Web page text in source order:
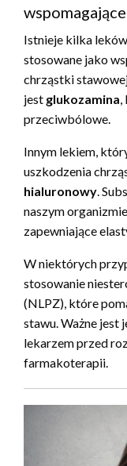
Istnieje kilka
stosowane jako
chrząstki
jest glukozamina
przeciwbólowe.
Innym lekiem,
uszkodzenia
hialuronowy .
naszym
zapewniające
W niektórych
stosowanie
(NLPZ), które
stawu. Ważne jest
lekarzem przed
farmakoterapii.